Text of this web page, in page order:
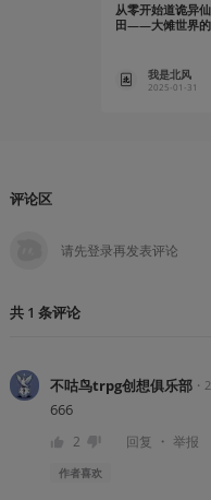
从零开始道诡异
田——大傩世界的
我是北风
2025-01-31
评论区
共 1 条评论
不咕鸟trpg创想俱乐部・
666
2 回复 ・ 举报
作者喜欢